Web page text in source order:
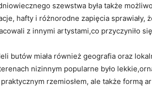
szewstwa była‍ także⁤
hafty⁣ i różnorodne zapięcia ⁤sprawiały,
z innymi artystami,co ​przyczyniło​
butów miała również geografia oraz
‌nizinnym⁣ popularne było
rzemiosłem, ale także ‍formą